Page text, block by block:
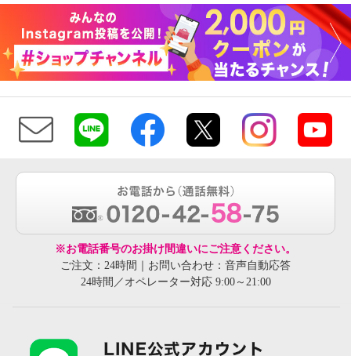
※お電話番号のお掛け間違いにご注意ください。
ご注文：24時間｜お問い合わせ：音声自動応答
24時間／オペレーター対応 9:00～21:00